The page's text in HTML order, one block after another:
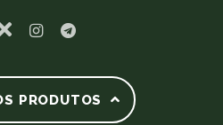
PRODUTOS